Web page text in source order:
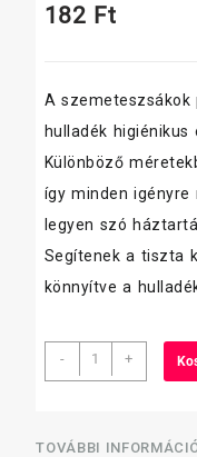
182 Ft
A szemeteszsákok
hulladék higiénikus
Különböző
így minden
legyen szó
Segítenek a tiszta
könnyítve a
-
szemeteszsák
10
cm,
+
TOVÁBBI